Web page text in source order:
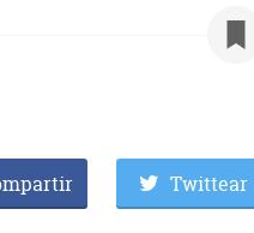
Twittear